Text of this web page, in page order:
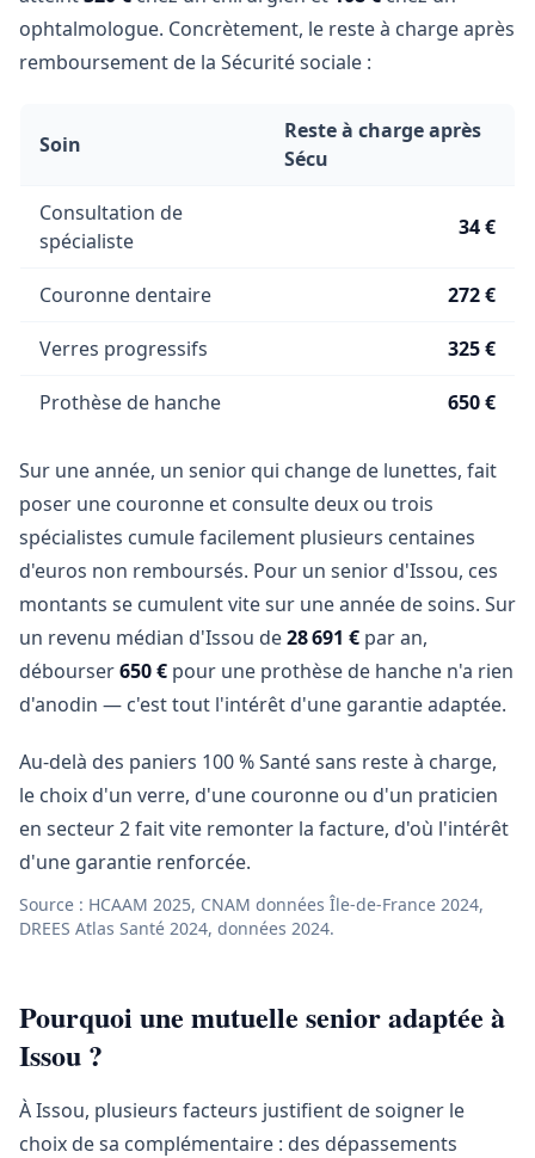
ophtalmologue. Concrètement, le reste à charge après
remboursement de la Sécurité sociale :
Soin
Reste à charge après
Sécu
Consultation de
spécialiste
34 €
Couronne dentaire 272 €
Verres progressifs 325 €
Prothèse de hanche 650 €
Sur une année, un senior qui change de lunettes, fait
poser une couronne et consulte deux ou trois
spécialistes cumule facilement plusieurs centaines
d'euros non remboursés. Pour un senior d'Issou, ces
montants se cumulent vite sur une année de soins. Sur
un revenu médian d'Issou de28 691 € par an,
débourser650 € pour une prothèse de hanche n'a rien
d'anodin — c'est tout l'intérêt d'une garantie adaptée.
Au-delà des paniers 100 % Santé sans reste à charge,
le choix d'un verre, d'une couronne ou d'un praticien
en secteur 2 fait vite remonter la facture, d'où l'intérêt
d'une garantie renforcée.
Source : HCAAM 2025, CNAM données Île-de-France 2024,
DREES Atlas Santé 2024, données 2024.
Pourquoi une mutuelle senior adaptée à
Issou ?
À Issou, plusieurs facteurs justifient de soigner le
choix de sa complémentaire : des dépassements